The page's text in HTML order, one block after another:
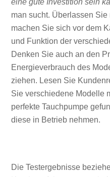
eine gute Investition sein
man sucht. Überlassen
machen Sie sich vor dem
und Funktion der
Denken Sie auch an den
Energieverbrauch des
ziehen. Lesen Sie
Sie verschiedene Modelle
perfekte Tauchpumpe
diese in Betrieb nehmen.
Die Testergebnisse